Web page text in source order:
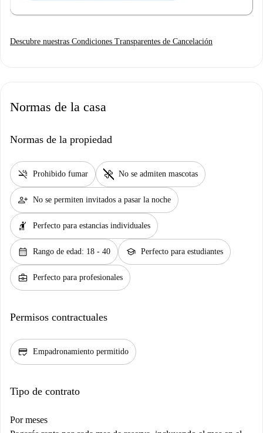
Descubre nuestras Condiciones Transparentes de Cancelación
Normas de la casa
Normas de la propiedad
smoke_free Prohibido fumar pet_supplies No se admiten mascotas
person_add No se permiten invitados a pasar la noche
hail Perfecto para estancias individuales
calendar_month Rango de edad: 18 - 40 school Perfecto para estudiantes
business_center Perfecto para profesionales
Permisos contractuales
credit_score Empadronamiento permitido
Tipo de contrato
Por meses